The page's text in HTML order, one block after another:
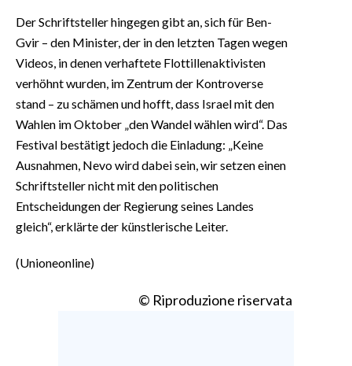
Der Schriftsteller hingegen gibt an, sich für Ben-
Gvir – den Minister, der in den letzten Tagen wegen
Videos, in denen verhaftete Flottillenaktivisten
verhöhnt wurden, im Zentrum der Kontroverse
stand – zu schämen und hofft, dass Israel mit den
Wahlen im Oktober „den Wandel wählen wird“. Das
Festival bestätigt jedoch die Einladung: „Keine
Ausnahmen, Nevo wird dabei sein, wir setzen einen
Schriftsteller nicht mit den politischen
Entscheidungen der Regierung seines Landes
gleich“, erklärte der künstlerische Leiter.
(Unioneonline)
© Riproduzione riservata